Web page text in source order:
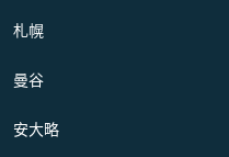
札幌
曼谷
安大略